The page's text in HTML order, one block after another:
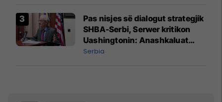
Pas nisjes së dialogut strategjik
SHBA-Serbi, Serwer kritikon
Uashingtonin: Anashkaluat
Banjskën, sulmin ndaj KFOR-it
Serbia